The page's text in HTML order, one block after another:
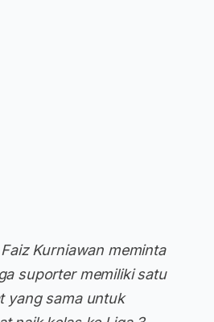
Kurniawan meminta
suporter memiliki satu
yang sama untuk